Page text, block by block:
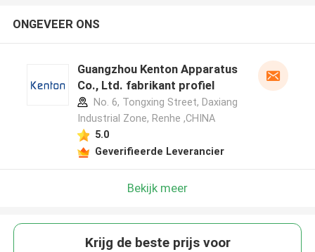
ONGEVEER ONS
Guangzhou Kenton Apparatus
Co., Ltd. fabrikant profiel
No. 6, Tongxing Street, Daxiang
Industrial Zone, Renhe ,CHINA
5.0
Geverifieerde Leverancier
Bekijk meer
Krijg de beste prijs voor